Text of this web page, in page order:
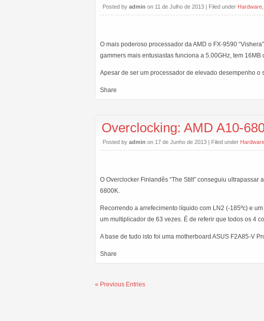
Posted by admin on 11 de Julho de 2013 | Filed under Hardware
O mais poderoso processador da AMD o FX-9590
gammers mais entusiastas funciona a 5.00GHz, tem
Apesar de ser um processador de elevado desempenho
Share
Overclocking: AMD A10-
Posted by admin on 17 de Junho de 2013 | Filed under Hardware
O Overclocker Finlandês “The Stilt” conseguiu
6800K.
Recorrendo a arrefecimento líquido com LN2 (-185ºc) e
um multiplicador de 63 vezes. É de referir que todos os 4
A base de tudo isto foi uma motherboard ASUS F2A85-V
Share
« Previous Entries